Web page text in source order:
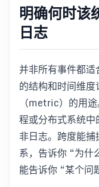
明确何时该
日志
并非所有事件都
的结构和时间维
（metric）的用
程或分布式系统
非日志。跨度能
系，告诉你 “为什
能告诉你 “某个问